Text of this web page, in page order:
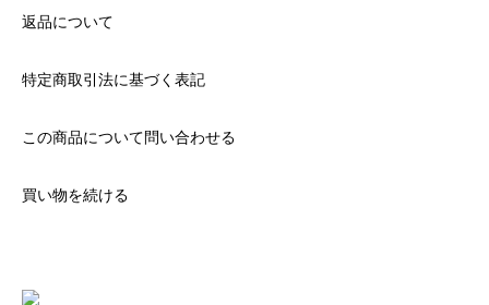
返品について
特定商取引法に基づく表記
この商品について問い合わせる
買い物を続ける